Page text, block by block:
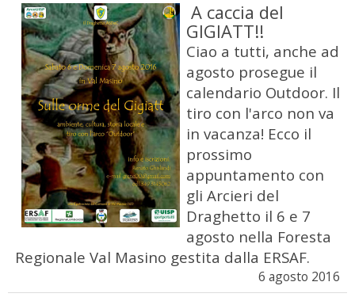
A caccia del
GIGIATT!!
Ciao a tutti, anche ad
agosto prosegue il
calendario Outdoor. Il
tiro con l'arco non va
in vacanza! Ecco il
prossimo
appuntamento con
gli Arcieri del
Draghetto il 6 e 7
agosto nella Foresta
Regionale Val Masino gestita dalla ERSAF.
6 agosto 2016